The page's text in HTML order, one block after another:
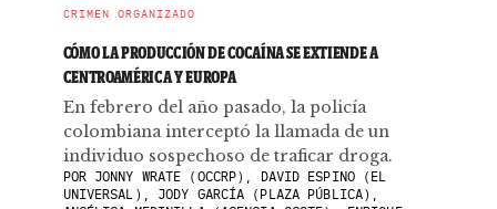
CRIMEN ORGANIZADO
CÓMO LA PRODUCCIÓN DE COCAÍNA SE EXTIENDE A
CENTROAMÉRICA Y EUROPA
En febrero del año pasado, la policía
colombiana interceptó la llamada de un
individuo sospechoso de traficar droga.
PORJONNY WRATE (OCCRP), DAVID ESPINO (EL
UNIVERSAL), JODY GARCÍA (PLAZA PÚBLICA),